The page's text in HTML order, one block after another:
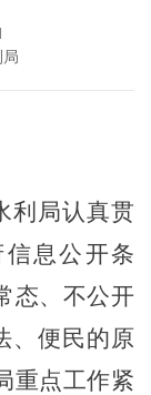
利局认真贯
息公开条
态、不公开
、便民的原
重点工作紧